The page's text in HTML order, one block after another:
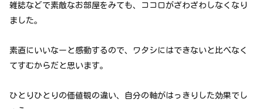
雑誌などで素敵なお部屋をみても、ココロがざわざわしなくなり
ました。
素直にいいなーと感動するので、ワタシにはできないと比べなく
てすむからだと思います。
ひとりひとりの価値観の違い、自分の軸がはっきりした効果でし